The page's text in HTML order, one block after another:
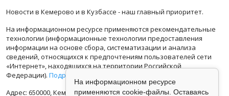
Новости в Кемерово и в Кузбассе - наш главный приоритет.
На информационном ресурсе применяются рекомендательные
технологии (информационные технологии предоставления
информации на основе сбора, систематизации и анализа
сведений, относящихся к предпочтениям пользователей сети
«Интернет», находящихся на территории Российской
Федерации). Подробная информация
Адрес: 650000, Кемеровская Область, г.Кемерово, ул.Кузбасская
На информационном ресурсе
применяются cookie-файлы. Оставаясь